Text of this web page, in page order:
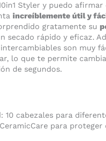
Styler y puedo afirmar
increíblemente útil y
gratamente su
secado rápido y eficaz.
son muy
lo que te permite
de segundos.
10 cabezales para
para proteger